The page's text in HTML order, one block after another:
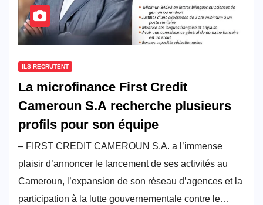
ILS RECRUTENT
La microfinance First Credit
Cameroun S.A recherche plusieurs
profils pour son équipe
– FIRST CREDIT CAMEROUN S.A. a l’immense
plaisir d’annoncer le lancement de ses activités au
Cameroun, l’expansion de son réseau d’agences et la
participation à la lutte gouvernementale contre le…